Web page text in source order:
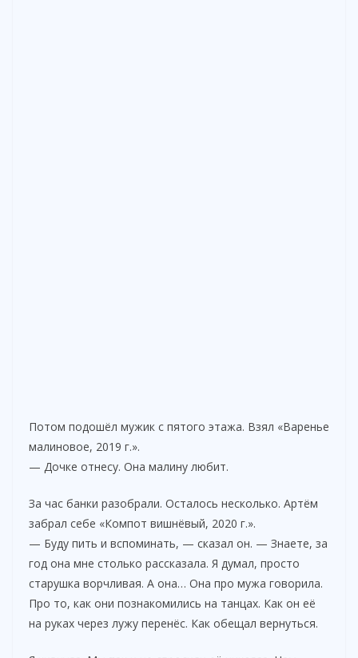
Потом подошёл мужик с пятого этажа. Взял «Варенье
малиновое, 2019 г.».
— Дочке отнесу. Она малину любит.
За час банки разобрали. Осталось несколько. Артём
забрал себе «Компот вишнёвый, 2020 г.».
— Буду пить и вспоминать, — сказал он. — Знаете, за
год она мне столько рассказала. Я думал, просто
старушка ворчливая. А она… Она про мужа говорила.
Про то, как они познакомились на танцах. Как он её
на руках через лужу перенёс. Как обещал вернуться.